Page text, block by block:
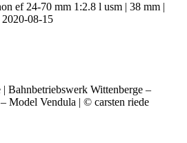
ef 24-70 mm 1:2.8 l usm | 38 mm |
2020-08-15